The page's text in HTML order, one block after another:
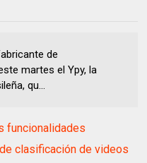
de
martes el Ypy, la
qu...
funcionalidades
clasificación de videos